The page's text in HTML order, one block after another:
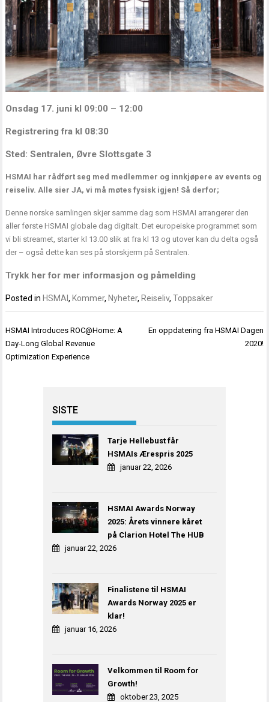
Onsdag 17. juni kl 09:00 – 12:00
Registrering fra kl 08:30
Sted: Sentralen, Øvre Slottsgate 3
HSMAI har rådført seg med medlemmer og innkjøpere av events og
reiseliv. Alle sier JA, vi må møtes fysisk igjen! Så derfor;
Denne norske samlingen skjer samme dag som HSMAI arrangerer den
aller første HSMAI globale dag digitalt. Det europeiske programmet som
vi bli streamet, starter kl 13.00 slik at fra kl 13 og utover kan du delta også
der – også dette kan ses på storskjerm på Sentralen.
Trykk her for mer informasjon og påmelding
Posted in HSMAI, Kommer, Nyheter, Reiseliv,Toppsaker
Innleggsnavigasjon
HSMAI Introduces ROC@Home: A
Day-Long Global Revenue
Optimization Experience
En oppdatering fra HSMAI Dagen
2020!
SISTE
Tarje Hellebust får
HSMAIs Ærespris 2025
januar 22, 2026
HSMAI Awards Norway
2025: Årets vinnere kåret
på Clarion Hotel The HUB
januar 22, 2026
Finalistene til HSMAI
Awards Norway 2025 er
klar!
januar 16, 2026
Velkommen til Room for
Growth!
oktober 23, 2025